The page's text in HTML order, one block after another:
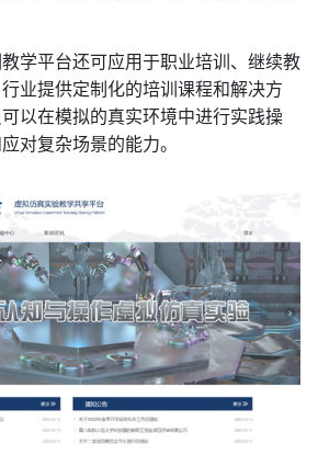
学平台还可应用于职业培训、继续教
业提供定制化的培训课程和解决方
以在模拟的真实环境中进行实践操
对复杂场景的能力。